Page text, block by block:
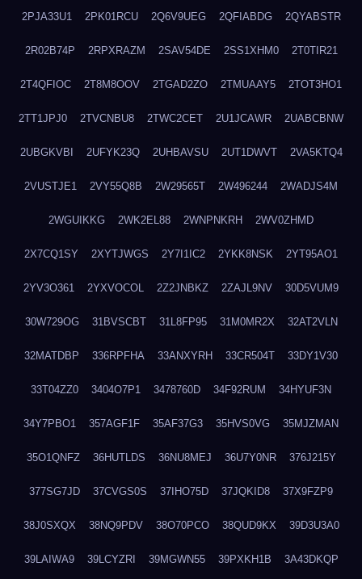
2PJA33U1 2PK01RCU 2Q6V9UEG 2QFIABDG 2QYABSTR
2R02B74P 2RPXRAZM 2SAV54DE 2SS1XHM0 2T0TIR21
2T4QFIOC 2T8M8OOV 2TGAD2ZO 2TMUAAY5 2TOT3HO1
2TT1JPJ0 2TVCNBU8 2TWC2CET 2U1JCAWR 2UABCBNW
2UBGKVBI 2UFYK23Q 2UHBAVSU 2UT1DWVT 2VA5KTQ4
2VUSTJE1 2VY55Q8B 2W29565T 2W496244 2WADJS4M
2WGUIKKG 2WK2EL88 2WNPNKRH 2WV0ZHMD
2X7CQ1SY 2XYTJWGS 2Y7I1IC2 2YKK8NSK 2YT95AO1
2YV3O361 2YXVOCOL 2Z2JNBKZ 2ZAJL9NV 30D5VUM9
30W729OG 31BVSCBT 31L8FP95 31M0MR2X 32AT2VLN
32MATDBP 336RPFHA 33ANXYRH 33CR504T 33DY1V30
33T04ZZ0 3404O7P1 3478760D 34F92RUM 34HYUF3N
34Y7PBO1 357AGF1F 35AF37G3 35HVS0VG 35MJZMAN
35O1QNFZ 36HUTLDS 36NU8MEJ 36U7Y0NR 376J215Y
377SG7JD 37CVGS0S 37IHO75D 37JQKID8 37X9FZP9
38J0SXQX 38NQ9PDV 38O70PCO 38QUD9KX 39D3U3A0
39LAIWA9 39LCYZRI 39MGWN55 39PXKH1B 3A43DKQP